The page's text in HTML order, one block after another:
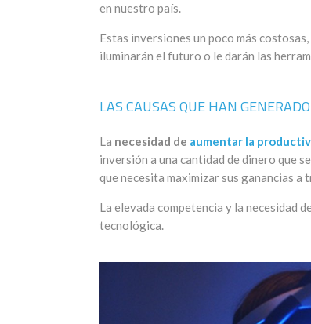
en nuestro país.
Estas inversiones un poco más
iluminarán el futuro o le darán las
LAS CAUSAS QUE HAN
La necesidad de aumentar la
inversión a una cantidad de dinero que
que necesita maximizar sus ganancias a
La elevada competencia y la necesidad
tecnológica.